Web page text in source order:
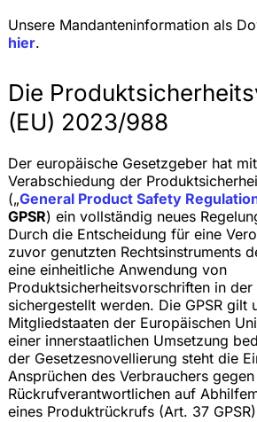
Unsere Mandanteninformation als
hier.
Die
(EU) 2023/988
Der europäische Gesetzgeber hat
Verabschiedung der
(„General Product Safety
GPSR) ein vollständig neues
Durch die Entscheidung für eine
zuvor genutzten Rechtsinstruments
eine einheitliche Anwendung von
Produktsicherheitsvorschriften in
sichergestellt werden. Die GPSR gilt
Mitgliedstaaten der Europäischen
einer innerstaatlichen Umsetzung
der Gesetzesnovellierung steht die
Ansprüchen des Verbrauchers
Rückrufverantwortlichen auf
eines Produktrückrufs (Art. 37